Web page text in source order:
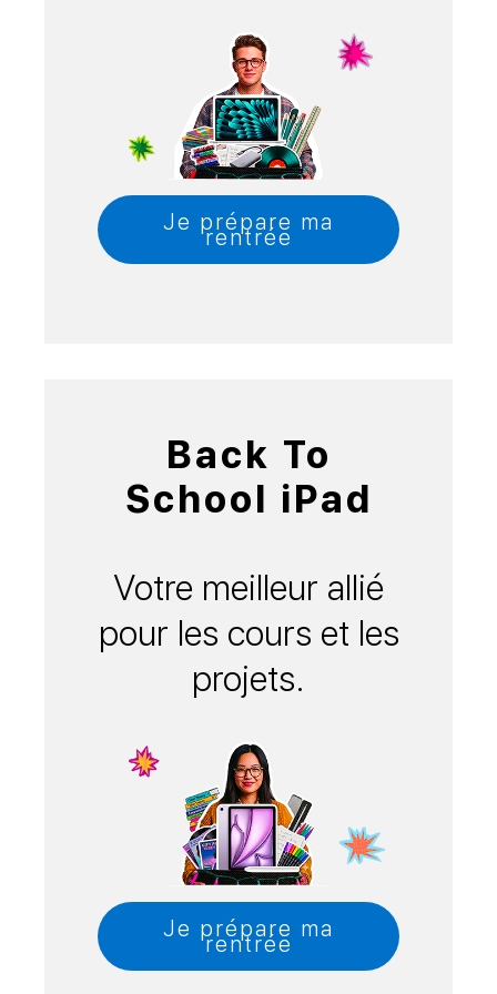
Je prépare ma
rentrée
Back To
School iPad
Votre meilleur allié
pour les cours et les
projets.
Je prépare ma
rentrée